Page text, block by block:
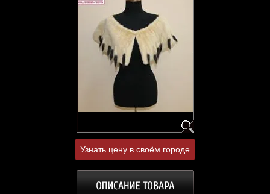
Узнать цену в своём городе